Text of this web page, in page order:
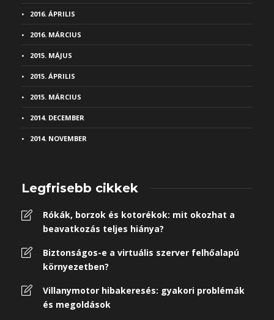
2016. ÁPRILIS
2016. MÁRCIUS
2015. MÁJUS
2015. ÁPRILIS
2015. MÁRCIUS
2014. DECEMBER
2014. NOVEMBER
Legfrisebb cikkek
Rókák, borzok és kotorékok: mit okozhat a
beavatkozás teljes hiánya?
Biztonságos-e a virtuális szerver felhőalapú
környezetben?
Villanymotor hibakeresés: gyakori problémák
és megoldások